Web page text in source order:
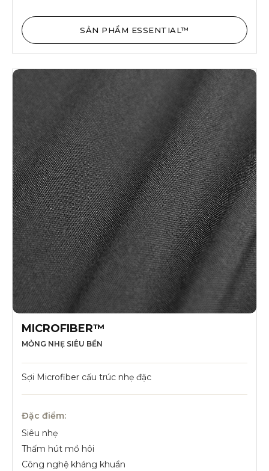
SẢN PHẨM ESSENTIAL™
MICROFIBER™
MỎNG NHẸ SIÊU BỀN
Sợi Microfiber cấu trúc nhẹ đặc
Đặc điểm:
Siêu nhẹ
Thấm hút mồ hôi
Công nghệ kháng khuẩn